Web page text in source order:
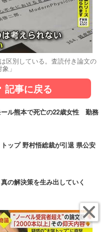
区別している。査読付き論文の
」
記事に戻る
ル熊本で死亡の22歳女性 勤務
ップ 野村悟総裁が引退 県公安
の解決策を生み出していく